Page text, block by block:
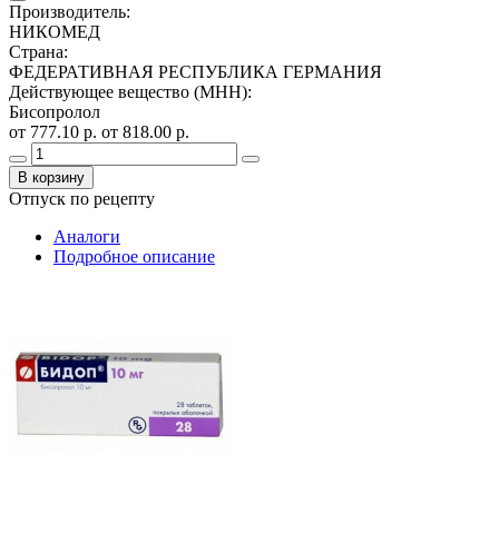
Производитель:
НИКОМЕД
Страна:
ФЕДЕРАТИВНАЯ РЕСПУБЛИКА ГЕРМАНИЯ
Действующее вещество (МНН):
Бисопролол
от 777.10 р. от 818.00 р.
В корзину
Отпуск по рецепту
Аналоги
Подробное описание